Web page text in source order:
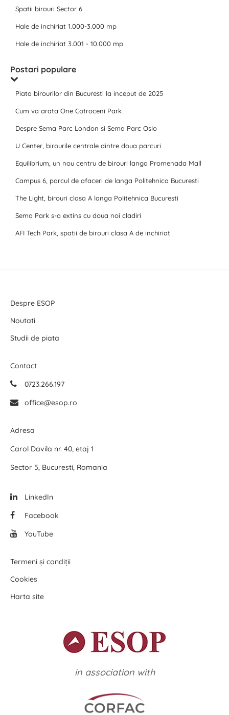
Spatii birouri Sector 6
Hale de inchiriat 1.000-3.000 mp
Hale de inchiriat 3.001 - 10.000 mp
Postari populare
Piata birourilor din Bucuresti la inceput de 2025
Cum va arata One Cotroceni Park
Despre Sema Parc London si Sema Parc Oslo
U Center, birourile centrale dintre doua parcuri
Equilibrium, un nou centru de birouri langa Promenada Mall
Campus 6, parcul de afaceri de langa Politehnica Bucuresti
The Light, birouri clasa A langa Politehnica Bucuresti
Sema Park s-a extins cu doua noi cladiri
AFI Tech Park, spatii de birouri clasa A de inchiriat
Despre ESOP
Noutati
Studii de piata
Contact
0723.266.197
office@esop.ro
Adresa
Carol Davila nr. 40, etaj 1
Sector 5, Bucuresti, Romania
LinkedIn
Facebook
YouTube
Termeni și condiții
Cookies
Harta site
in association with